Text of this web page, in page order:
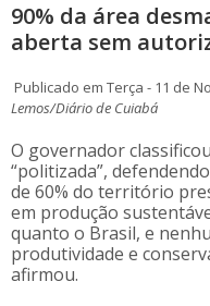
90% da área
aberta sem
Publicado em Terça - 11 de
Lemos/Diário de Cuiabá
O governador
“politizada”,
de 60% do território
em produção
quanto o Brasil, e
produtividade e
afirmou.